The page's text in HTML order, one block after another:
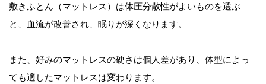
敷きふとん（マットレス）は体圧分散性がよいものを選ぶ
と、血流が改善され、眠りが深くなります。
また、好みのマットレスの硬さは個人差があり、体型によっ
ても適したマットレスは変わります。